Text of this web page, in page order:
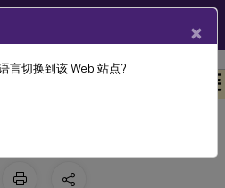
Recording 2305
Server 的连
×
言切换到该 Web 站点?